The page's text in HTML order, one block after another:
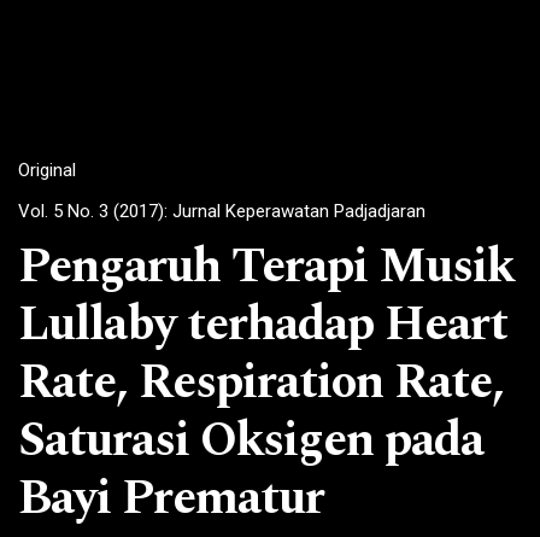
Original
Vol. 5 No. 3 (2017): Jurnal Keperawatan Padjadjaran
Pengaruh Terapi Musik
Lullaby terhadap Heart
Rate, Respiration Rate,
Saturasi Oksigen pada
Bayi Prematur